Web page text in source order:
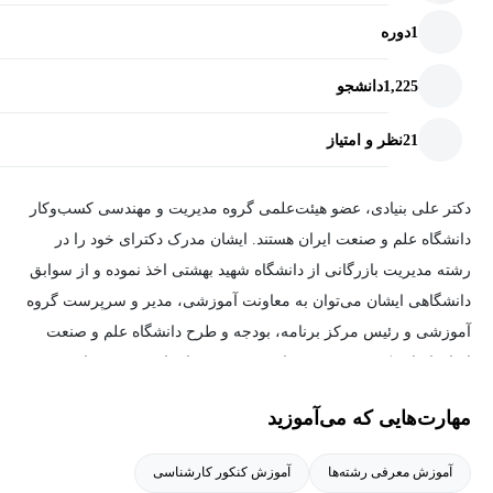
تجارت و مراودات بین‌المللی و داخلی به مدیر بازرگانی نیاز دارند.
منابع انسانی متخصص موردنیاز ادارات، سازمان‌ها، شرکت‌های دولتی و
1دوره
1,225دانشجو
21نظر و امتیاز
دکتر علی بنیادی، عضو هیئت‌علمی گروه مدیریت و مهندسی کسب‌وکار
دانشگاه علم و صنعت ایران هستند. ایشان مدرک دکترای خود را در
رشته مدیریت بازرگانی از دانشگاه شهید بهشتی اخذ نموده و از سوابق
دانشگاهی ایشان می‌توان به معاونت آموزشی، مدیر و سرپرست گروه
آموزشی و رئیس مرکز برنامه، بودجه و طرح دانشگاه علم و صنعت
مدیریت منابع انسانی و سازمانی، مدیریت فناوری، نوآوری و
مهارت‌هایی که می‌آموزید
آموزش معرفی رشته‌ها آموزش کنکور کارشناسی